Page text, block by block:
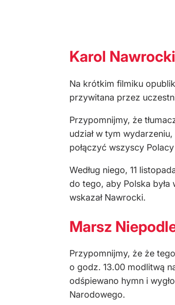
Karol
Na krótkim filmiku
przywitana przez
Przypomnijmy, że
udział w tym
połączyć wszyscy
Według niego, 11
do tego, aby Polska była
wskazał Nawrocki.
Marsz
Przypomnijmy, że że
o godz. 13.00 modlitwą
odśpiewano hymn i
Narodowego.